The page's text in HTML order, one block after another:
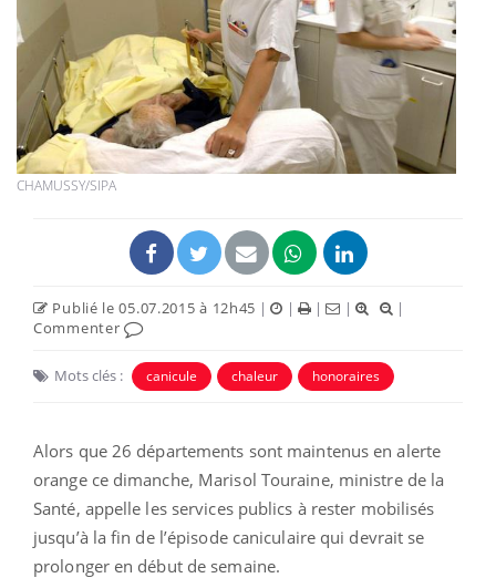
CHAMUSSY/SIPA
Publié le 05.07.2015 à 12h45 | | | |
|
Commenter
Mots clés : canicule chaleur honoraires
Alors que 26 départements sont maintenus en alerte
orange ce dimanche, Marisol Touraine, ministre de la
Santé, appelle les services publics à rester mobilisés
jusqu’à la fin de l’épisode caniculaire qui devrait se
prolonger en début de semaine.